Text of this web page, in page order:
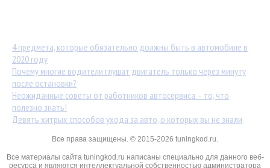
4 предмета, которые обязательно должны быть в автомобиле в
2020 году
Почему многие водители глушат двигатель только через минуту
после остановки?
Неожиданные советы от работников автосервиса – то, что
полезно знать!
Девять хитрых способов ухода за авто, о которых вы не знали
Все права защищены. © 2015-2026 tuningkod.ru.
Все материалы сайта tuningkod.ru написаны специально для данного веб-
ресурса и являются интеллектуальной собственностью администратора